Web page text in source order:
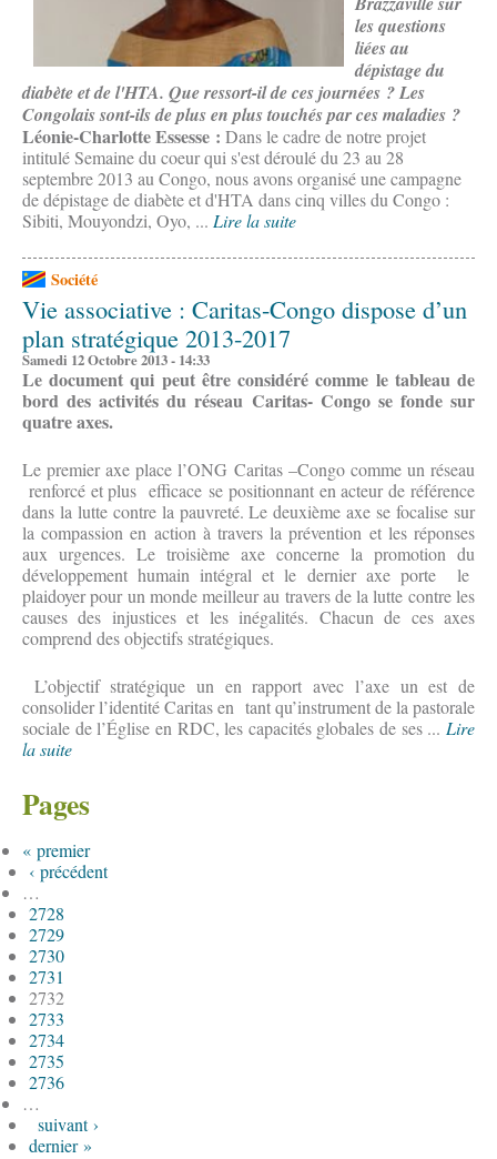
les questions
liées au
dépistage du
diabète et de l'HTA. Que ressort-il de ces journées ? Les
Congolais sont-ils de plus en plus touchés par ces maladies ?
Léonie-Charlotte Essesse : Dans le cadre de notre projet
intitulé Semaine du coeur qui s'est déroulé du 23 au 28
septembre 2013 au Congo, nous avons organisé une campagne
de dépistage de diabète et d'HTA dans cinq villes du Congo :
Sibiti, Mouyondzi, Oyo, ... Lire la suite
Société
Vie associative : Caritas-Congo dispose d’un
plan stratégique 2013-2017
Samedi 12 Octobre 2013 - 14:33
Le document qui peut être considéré comme le tableau de
bord des activités du réseau Caritas- Congo se fonde sur
quatre axes.
Le premier axe place l’ONG Caritas –Congo comme un réseau
renforcé et plus efficace se positionnant en acteur de référence
dans la lutte contre la pauvreté. Le deuxième axe se focalise sur
la compassion en action à travers la prévention et les réponses
aux urgences. Le troisième axe concerne la promotion du
développement humain intégral et le dernier axe porte le
plaidoyer pour un monde meilleur au travers de la lutte contre les
causes des injustices et les inégalités. Chacun de ces axes
comprend des objectifs stratégiques.
L’objectif stratégique un en rapport avec l’axe un est de
consolider l’identité Caritas en tant qu’instrument de la pastorale
sociale de l’Église en RDC, les capacités globales de ses ... Lire
la suite
Pages
« premier
‹ précédent
…
2728
2729
2730
2731
2732
2733
2734
2735
2736
…
suivant ›
dernier »